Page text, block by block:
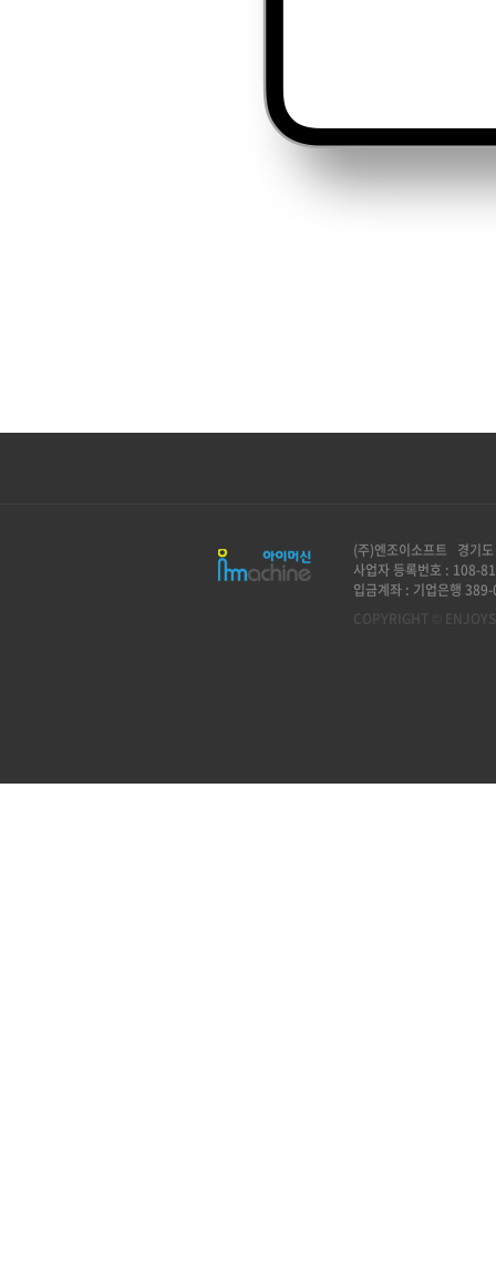
(주)엔조이소프트 경기
사업자 등록번호 : 108-
입금계좌 : 기업은행
COPYRIGHT ©